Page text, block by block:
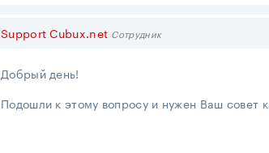
Support Cubux.net Сотрудник
Добрый день!
Подошли к этому вопросу и нужен Ваш совет